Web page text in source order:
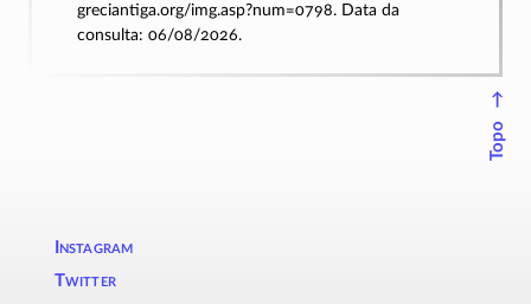
greciantiga.org/img.asp?num=0798. Data da
consulta: 06/08/2026.
↑
Topo
Instagram
Twitter